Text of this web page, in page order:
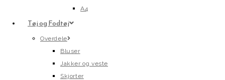
A4
Tøj og Fodtøj
Overdele
Bluser
Jakker og veste
Skjorter